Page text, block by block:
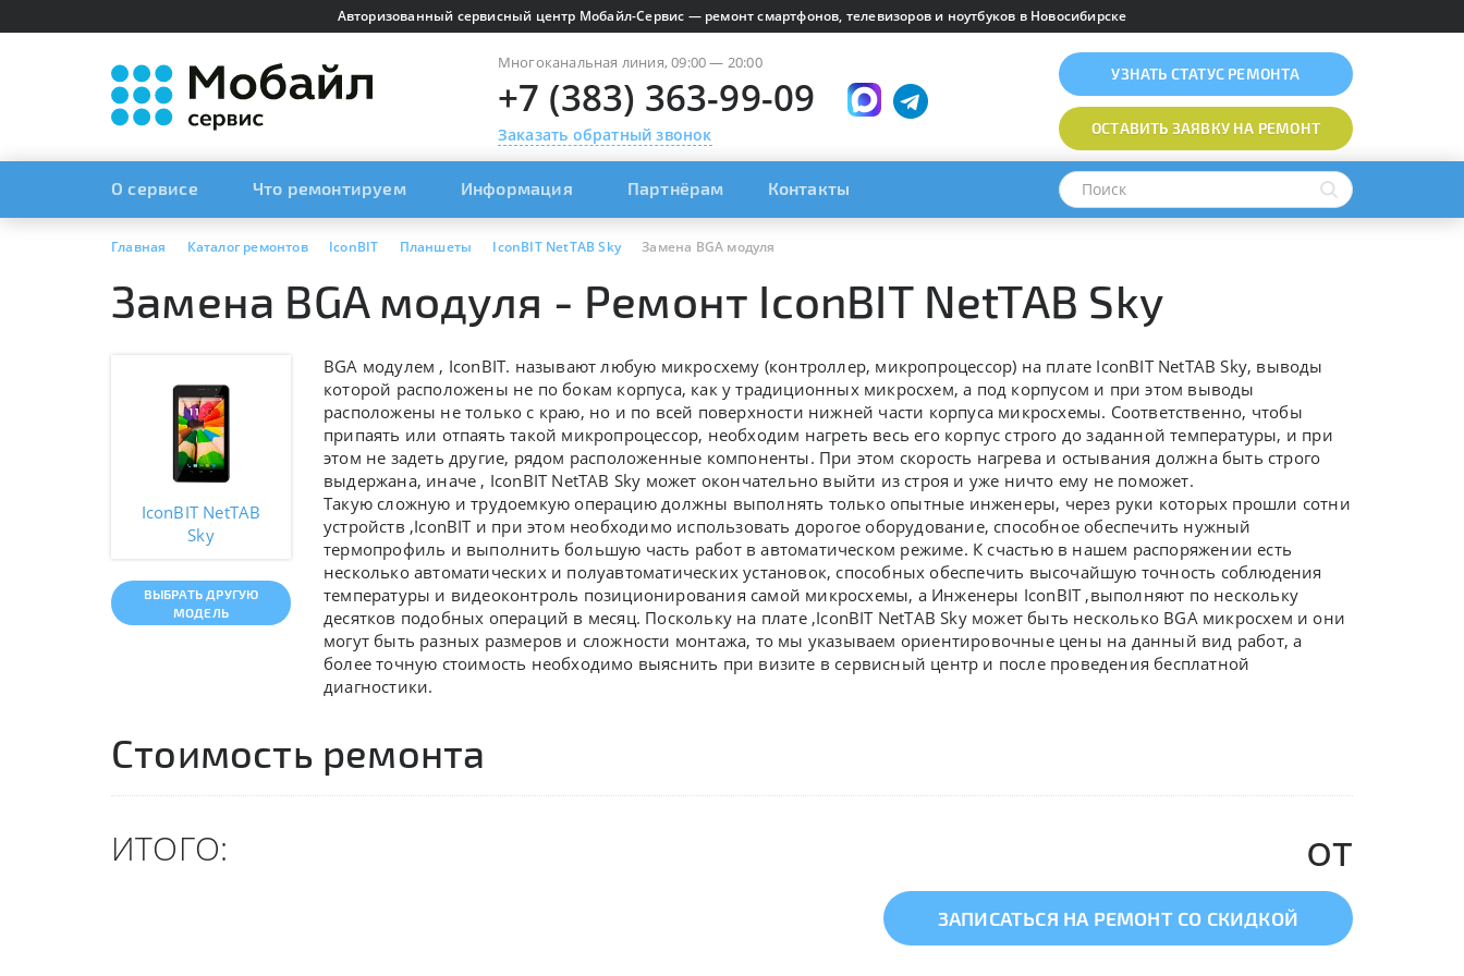
Авторизованный сервисный центр Мобайл-Сервис — ремонт смартфонов, телевизоров и ноутбуков в Новосибирске
Многоканальная линия, 09:00 — 20:00
+7 (383) 363-99-09
Заказать обратный звонок
УЗНАТЬ СТАТУС РЕМОНТА
ОСТАВИТЬ ЗАЯВКУНА РЕМОНТ
О сервисе Что ремонтируем Информация Партнёрам Контакты
Главная Каталог ремонтов IconBIT Планшеты IconBIT NetTAB Sky Замена BGA модуля
Замена BGA модуля - Ремонт IconBIT NetTAB Sky
IconBIT NetTAB
Sky
ВЫБРАТЬ ДРУГУЮ
МОДЕЛЬ
BGA модулем , IconBIT. называют любую микросхему (контроллер, микропроцессор) на плате IconBIT NetTAB Sky, выводы
которой расположены не по бокам корпуса, как у традиционных микросхем, а под корпусом и при этом выводы
расположены не только с краю, но и по всей поверхности нижней части корпуса микросхемы. Соответственно, чтобы
припаять или отпаять такой микропроцессор, необходим нагреть весь его корпус строго до заданной температуры, и при
этом не задеть другие, рядом расположенные компоненты. При этом скорость нагрева и остывания должна быть строго
выдержана, иначе , IconBIT NetTAB Sky может окончательно выйти из строя и уже ничто ему не поможет.
Такую сложную и трудоемкую операцию должны выполнять только опытные инженеры, через руки которых прошли сотни
устройств ,IconBIT и при этом необходимо использовать дорогое оборудование, способное обеспечить нужный
термопрофиль и выполнить большую часть работ в автоматическом режиме. К счастью в нашем распоряжении есть
несколько автоматических и полуавтоматических установок, способных обеспечить высочайшую точность соблюдения
температуры и видеоконтроль позиционирования самой микросхемы, а Инженеры IconBIT ,выполняют по нескольку
десятков подобных операций в месяц. Поскольку на плате ,IconBIT NetTAB Sky может быть несколько BGA микросхем и они
могут быть разных размеров и сложности монтажа, то мы указываем ориентировочные цены на данный вид работ, а
более точную стоимость необходимо выяснить при визите в сервисный центр и после проведения бесплатной
диагностики.
Стоимость ремонта
ИТОГО: от
ЗАПИСАТЬСЯ НА РЕМОНТ СО СКИДКОЙ